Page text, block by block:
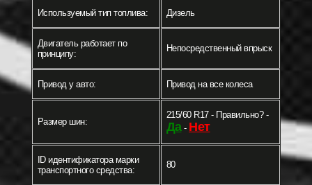
Используемый тип топлива: Дизель
Двигатель работает по
принципу:
Непосредственный впрыск
Привод у авто: Привод на все колеса
Размер шин:
215/60 R17 - Правильно? -
Да- Нет
ID идентификатора марки
транспортного средства:
80